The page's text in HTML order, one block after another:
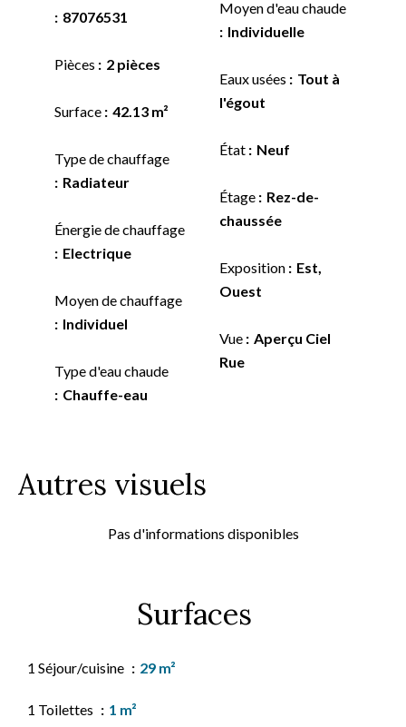
87076531
Pièces 2 pièces
Surface 42.13 m²
Type de chauffage
Radiateur
Énergie de chauffage
Electrique
Moyen de chauffage
Individuel
Type d'eau chaude
Chauffe-eau
Moyen d'eau chaude
Individuelle
Eaux usées
Tout à
l'égout
État Neuf
Étage
Rez-de-
chaussée
Exposition
Est,
Ouest
Vue
Aperçu Ciel
Rue
Autres visuels
Pas d'informations disponibles
Surfaces
1 Séjour/cuisine 29 m²
1 Toilettes 1 m²